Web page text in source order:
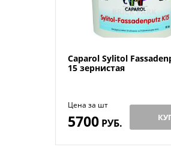
Caparol Sylitol
15 зернистая
Цена за шт
5700РУБ.